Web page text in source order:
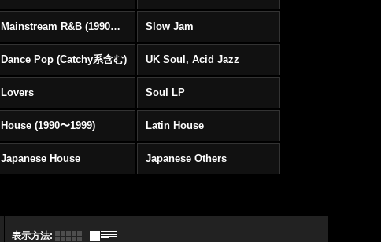
Mainstream R&B (1990〜1999) Slow Jam
Dance Pop (Catchy系含む) UK Soul, Acid Jazz
Lovers Soul LP
House (1990〜1999) Latin House
Japanese House Japanese Others
表示方法: